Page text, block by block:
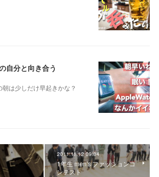
自分と向き合う
は少しだけ早起きかな？
2011.11.12 09:34
1年生 men's ファッションコ
ンテスト